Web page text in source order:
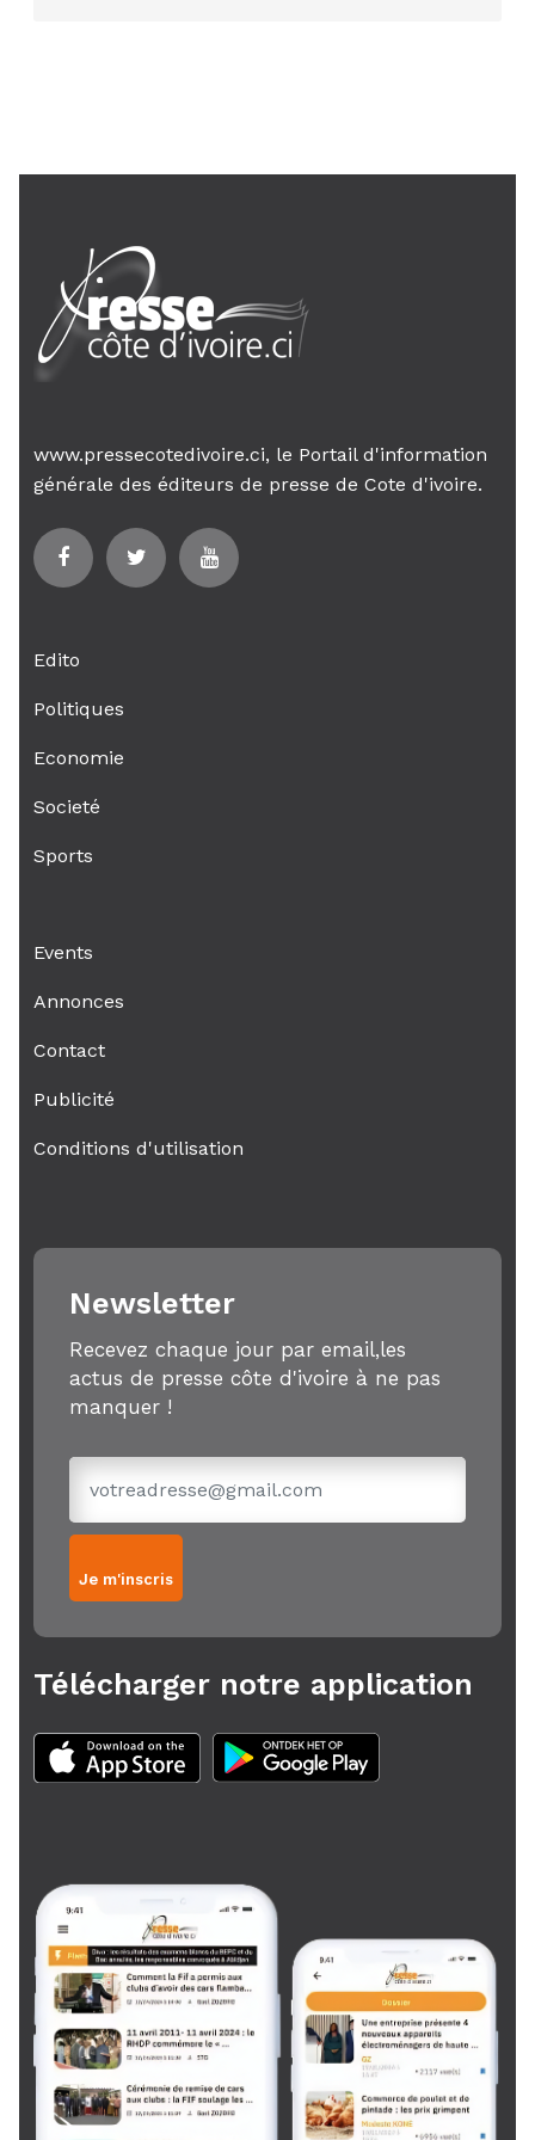
www.pressecotedivoire.ci, le Portail d'information
générale des éditeurs de presse de Cote d'ivoire.
Edito
Politiques
Economie
Societé
Sports
Events
Annonces
Contact
Publicité
Conditions d'utilisation
Newsletter
Recevez chaque jour par email,les
actus de presse côte d'ivoire à ne pas
manquer !
Je m'inscris
Télécharger notre application